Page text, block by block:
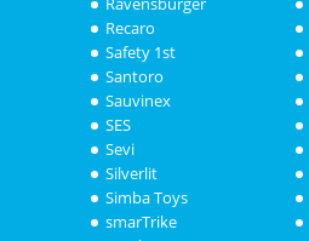
Recaro
Safety 1st
Santoro
Sauvinex
SES
Sevi
Silverlit
Simba Toys
smarTrike